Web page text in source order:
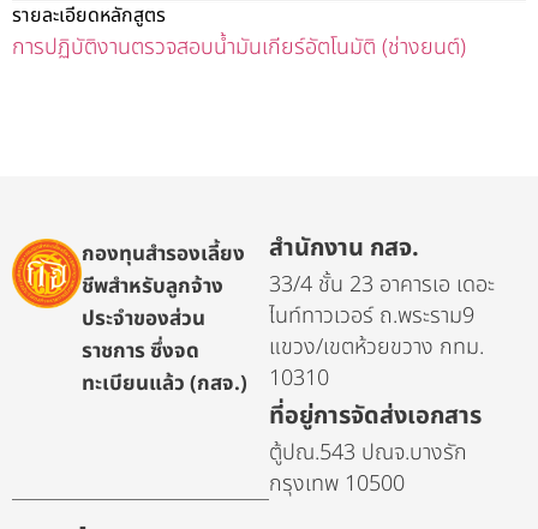
รายละเอียดหลักสูตร
การปฏิบัติงานตรวจสอบน้ำมันเกียร์อัตโนมัติ (ช่างยนต์)
กองทุนสำรองเลี้ยง
ชีพสำหรับลูกจ้าง
ประจำของส่วน
ราชการ ซึ่งจด
ทะเบียนแล้ว (กสจ.)
สำนักงาน กสจ.
33/4 ชั้น 23 อาคารเอ เดอะ
ไนท์ทาวเวอร์ ถ.พระราม9
แขวง/เขตห้วยขวาง กทม.
10310
ที่อยู่การจัดส่งเอกสาร
ตู้ปณ.543 ปณจ.บางรัก
กรุงเทพ 10500